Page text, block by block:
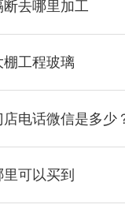
去哪里加工
工程玻璃
电话微信是多少
可以买到